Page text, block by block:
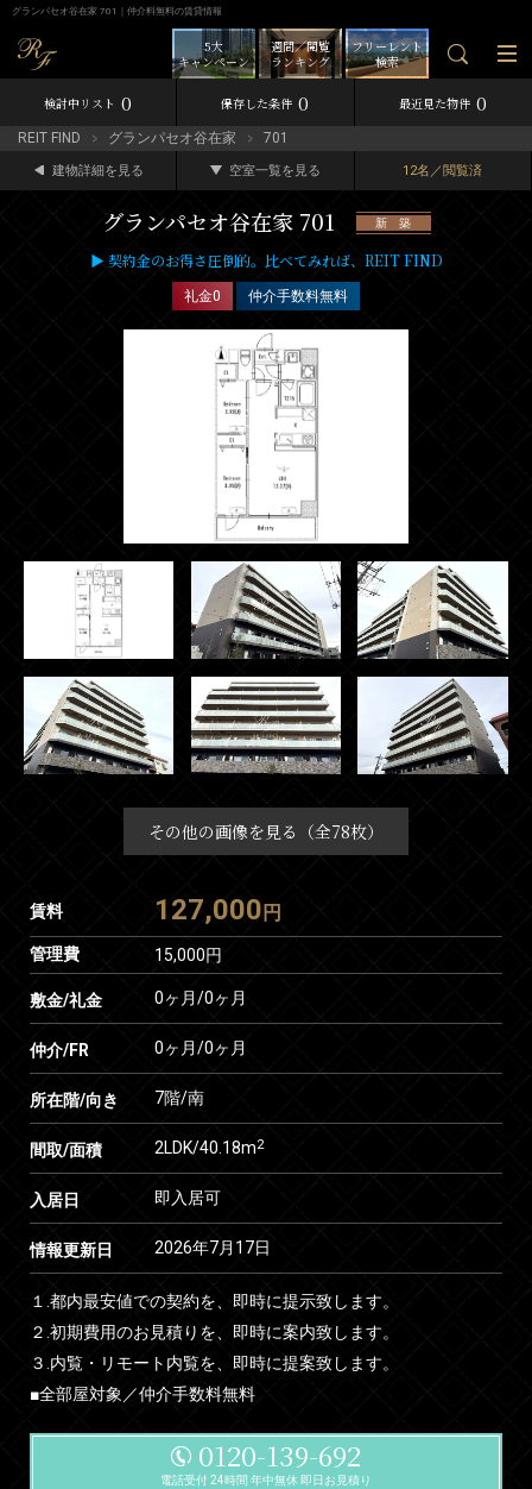
グランパセオ谷在家 701｜仲介料無料の賃貸情報
フリーレント
検索
週間／閲覧
ランキング
5大
キャンペーン
検討中リスト 0 保存した条件 0 最近見た物件 0
REIT FIND グランパセオ谷在家 701
建物詳細を見る 空室一覧を見る 12名／閲覧済
グランパセオ谷在家 701 新 築
▶ 契約金のお得さ圧倒的。比べてみれば、REIT FIND
礼金0 仲介手数料無料
その他の画像を見る（全78枚）
賃料 127,000 円
管理費 15,000円
敷金/礼金 0ヶ月/0ヶ月
仲介/FR 0ヶ月/0ヶ月
所在階/向き 7階/南
間取/面積 2LDK/40.18m2
入居日 即入居可
情報更新日 2026年7月17日
１.都内最安値での契約を、即時に提示致します。
２.初期費用のお見積りを、即時に案内致します。
３.内覧・リモート内覧を、即時に提案致します。
■全部屋対象／仲介手数料無料
0120-139-692
電話受付 24時間 年中無休 即日お見積り